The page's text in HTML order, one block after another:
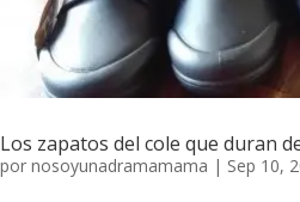
Los zapatos del cole que duran
por nosoyunadramamama | Sep 10,